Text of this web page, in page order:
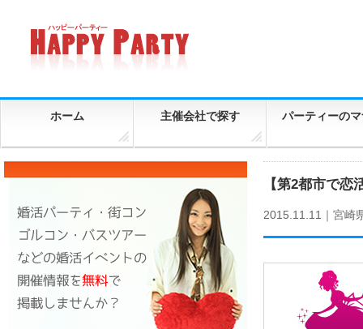
ホーム 主催会社で探す パーティーの
【第2都市で
2015.11.11｜ 宮崎